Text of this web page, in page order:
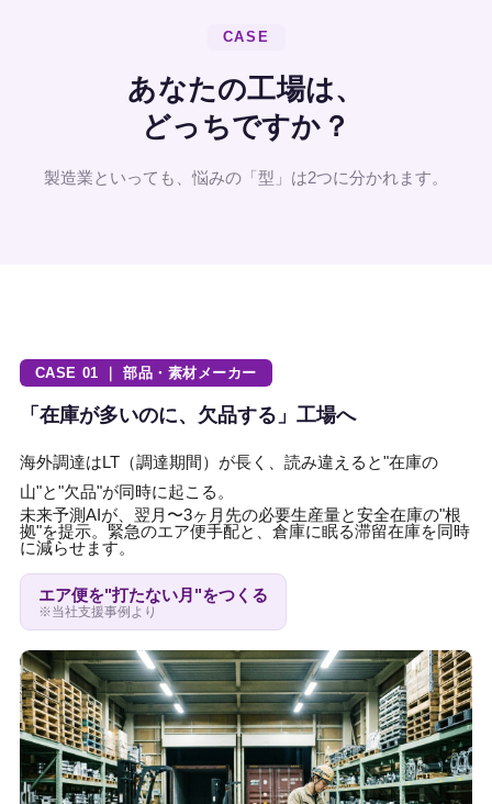
CASE
あなたの工場は、
どっちですか？
製造業といっても、悩みの「型」は2つに分かれます。
CASE 01 ｜ 部品・素材メーカー
「在庫が多いのに、欠品する」工場へ
海外調達はLT（調達期間）が長く、読み違えると"在庫の
山"と"欠品"が同時に起こる。
未来予測AIが、翌月〜3ヶ月先の必要生産量と安全在庫の"根
拠"を提示。緊急のエア便手配と、倉庫に眠る滞留在庫を同時
に減らせます。
エア便を"打たない月"をつくる
※当社支援事例より